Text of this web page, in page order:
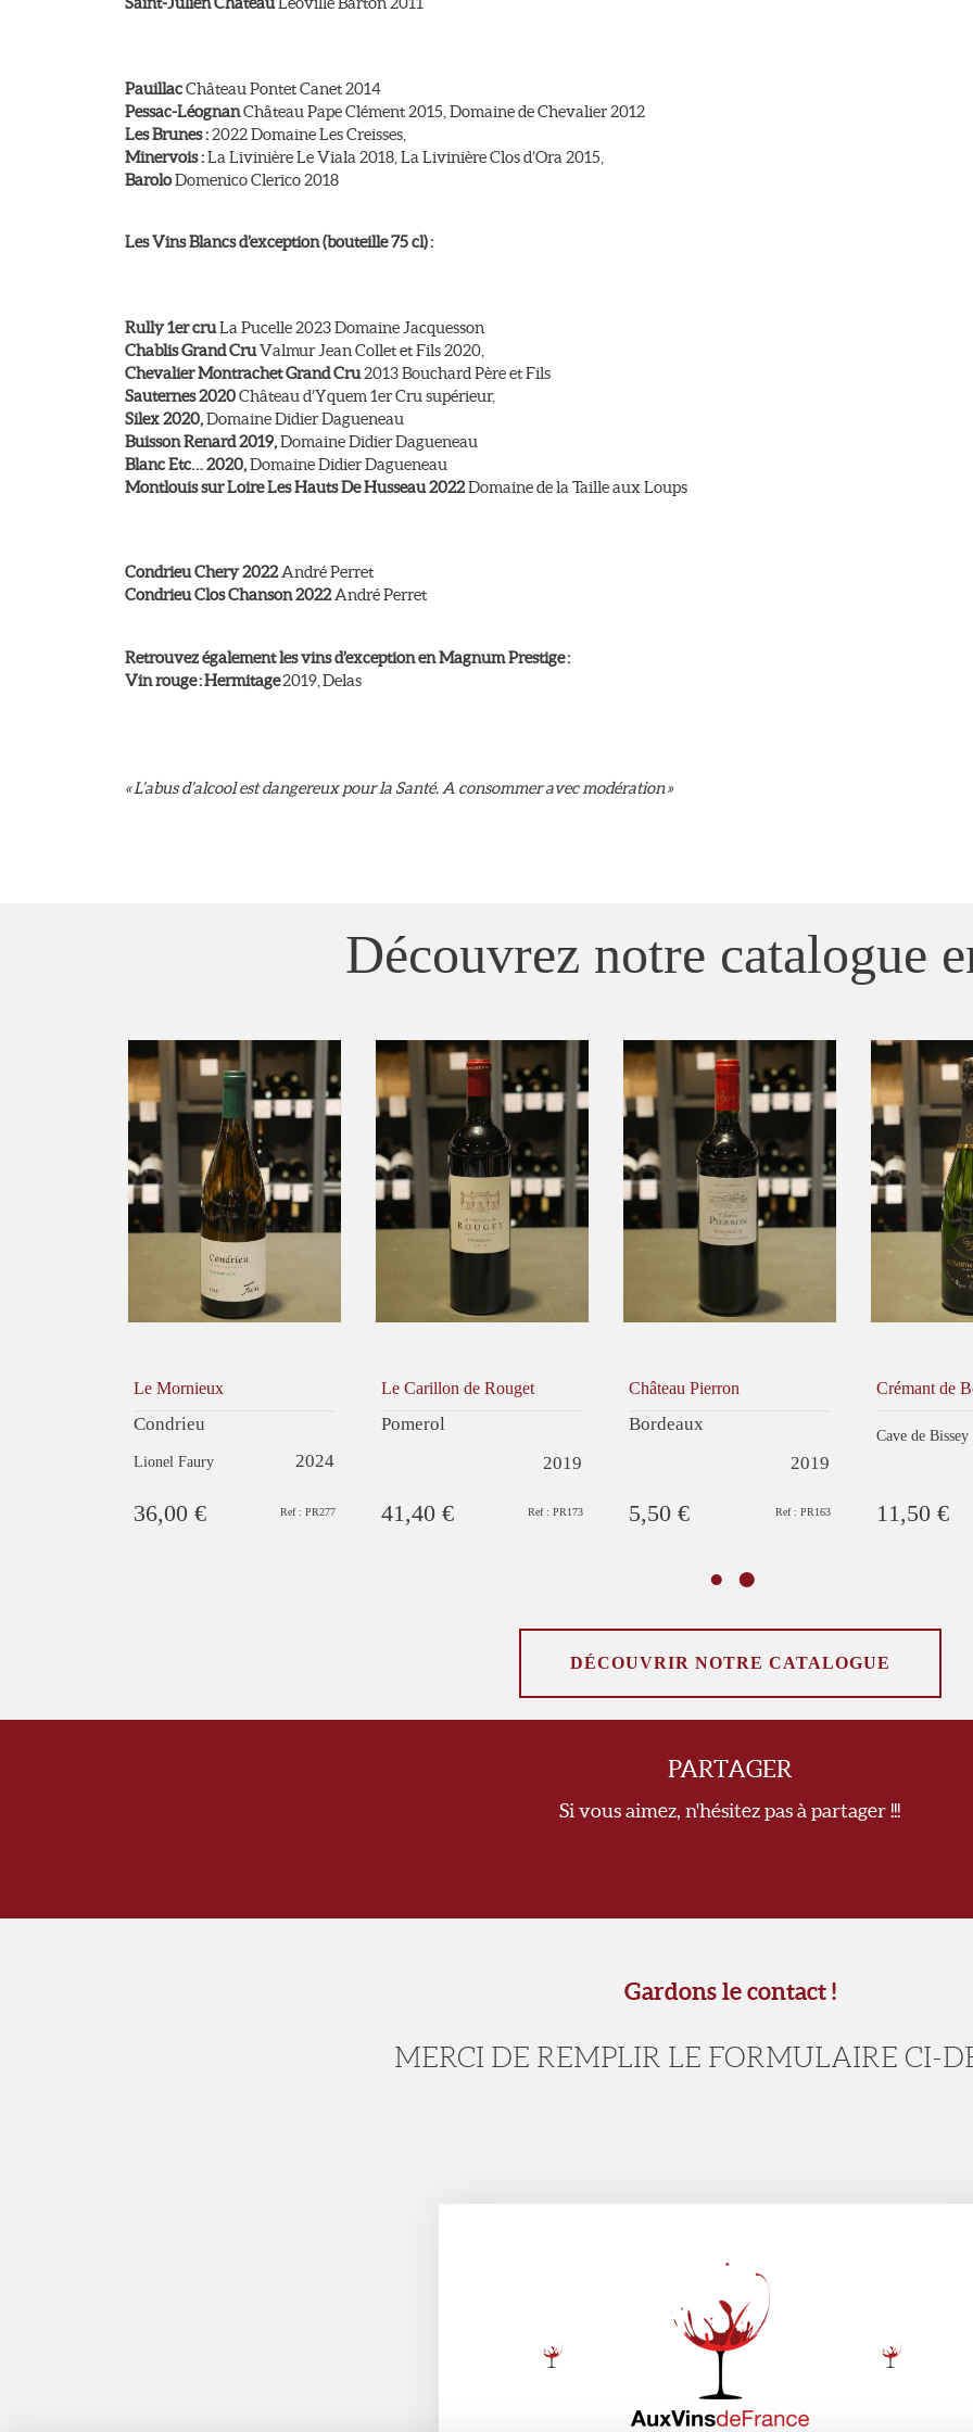
PauillacChâteau Pontet Canet 2014
Pessac-LéognanChâteau Pape Clément 2015, Domaine de Chevalier 2012
Les Brunes :2022 Domaine Les Creisses,
Minervois :La Livinière Le Viala 2018, La Livinière Clos d’Ora 2015,
BaroloDomenico Clerico 2018
Les Vins Blancs d’exception (bouteille 75 cl) :
Rully 1er cruLa Pucelle 2023 Domaine Jacquesson
Chablis Grand CruValmur Jean Collet et Fils 2020,
Chevalier Montrachet Grand Cru2013 Bouchard Père et Fils
Sauternes 2020Château d’Yquem 1er Cru supérieur,
Silex 2020,Domaine Didier Dagueneau
Buisson Renard 2019,Domaine Didier Dagueneau
Blanc Etc… 2020,Domaine Didier Dagueneau
Montlouis sur Loire Les Hauts De Husseau 2022Domaine de la Taille aux Loups
Condrieu Chery 2022André Perret
Condrieu Clos Chanson 2022André Perret
Retrouvez également les vins d’exception en Magnum Prestige :
Vin rouge :Hermitage2019, Delas
« L’abus d’alcool est dangereux pour la Santé. A consommer avec modération »
Découvrez notre catalogue
Le Mornieux
Condrieu
Lionel Faury 2024
36,00 € Ref : PR277
Le Carillon de Rouget
Pomerol
2019
41,40 € Ref : PR173
Château Pierron
Bordeaux
2019
5,50 € Ref : PR163
Crémant de
Cave de Bissey
11,50 €
DÉCOUVRIR NOTRE CATALOGUE
PARTAGER
Si vous aimez, n'hésitez pas à partager !!!
Gardons le contact !
MERCI DE REMPLIR LE FORMULAIRE CI-